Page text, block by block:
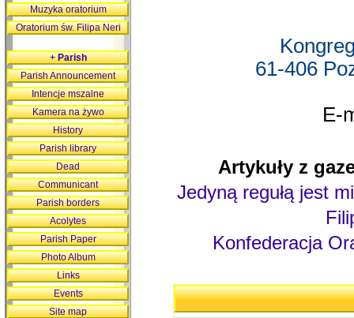
61-406
E-
Artykuły z
Jedyną regułą jest
Konfederacja
Muzyka oratorium
Oratorium św. Filipa Neri
+Parish
Parish Announcement
Intencje mszalne
Kamera na żywo
History
Parish library
Dead
Communicant
Parish borders
Acolytes
Parish Paper
Photo Album
Links
Events
Site map